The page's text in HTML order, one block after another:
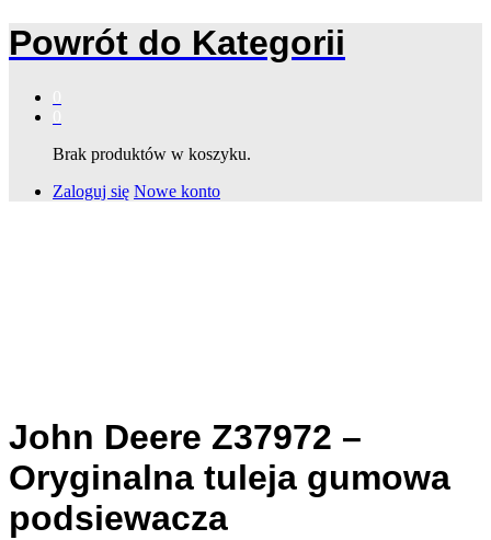
Powrót do Kategorii
Brak produktów w koszyku.
Zaloguj się Nowe konto
John Deere Z37972 –
Oryginalna tuleja gumowa
podsiewacza